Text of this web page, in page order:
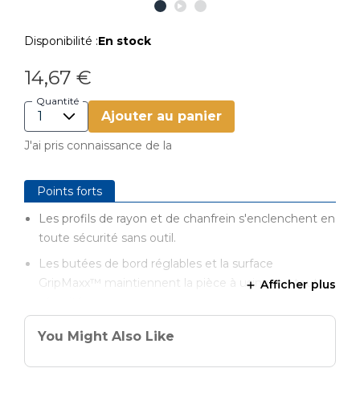
Disponibilité :En stock
14,67 €
Quantité
Ajouter au panier
J'ai pris connaissance de la
Points forts
Les profils de rayon et de chanfrein s'enclenchent en
toute sécurité sans outil.
Les butées de bord réglables et la surface
GripMaxx™ maintiennent la pièce à usiner en toute
Grande poignée pour un contrôle sûr du guidage.
Afficher plus
You Might Also Like